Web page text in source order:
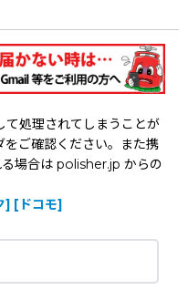
て処理されてしまうことが
をご確認ください。また携
場合は polisher.jp からの
] [ドコモ]